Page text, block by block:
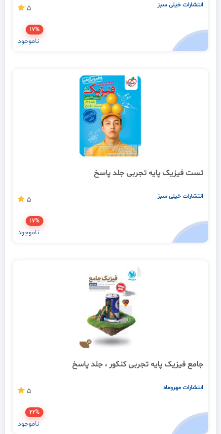
انتشارات خیلی سبز 5
17%
ناموجود
تست فیزیک پایه تجربی جلد پاسخ
انتشارات خیلی سبز 5
17%
ناموجود
جامع فیزیک پایه تجربی کنکور ، جلد پاسخ
انتشارات مهروماه 5
22%
ناموجود